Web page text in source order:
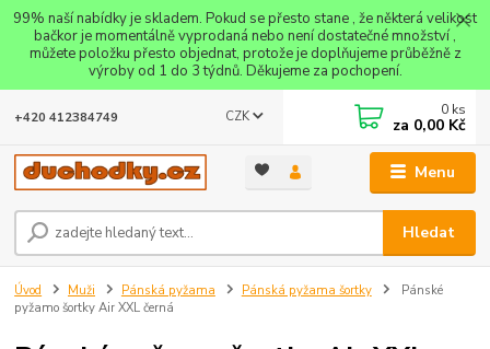
99% naší nabídky je skladem. Pokud se přesto stane , že některá velikost
bačkor je momentálně vyprodaná nebo není dostatečné množství ,
můžete položku přesto objednat, protože je doplňujeme průběžně z
výroby od 1 do 3 týdnů. Děkujeme za pochopení.
Menu
CZK
Hledat
+420 412384749 0 ks
za 0,00 Kč
Úvod Muži Pánská pyžama Pánská pyžama šortky
Pánské
pyžamo šortky Air XXL černá